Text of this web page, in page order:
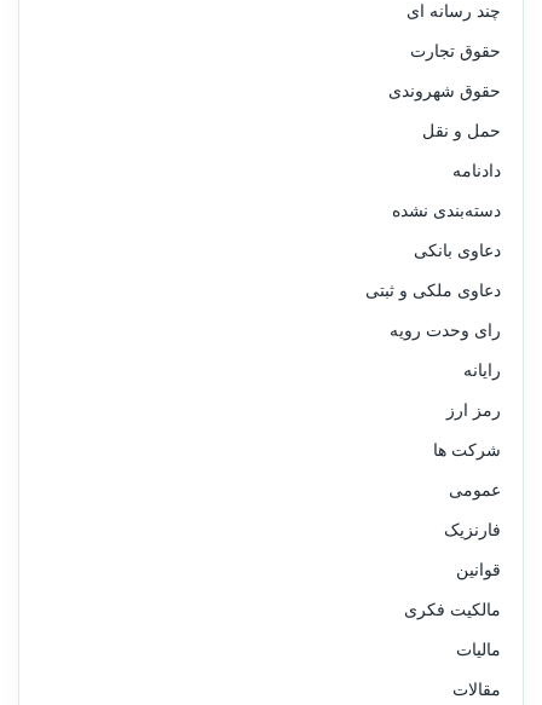
چند رسانه ای
حقوق تجارت
حقوق شهروندی
حمل و نقل
دادنامه
دسته‌بندی نشده
دعاوی بانکی
دعاوی ملکی و ثبتی
رای وحدت رویه
رایانه
رمز ارز
شرکت ها
عمومی
فارنزیک
قوانین
مالکیت فکری
مالیات
مقالات